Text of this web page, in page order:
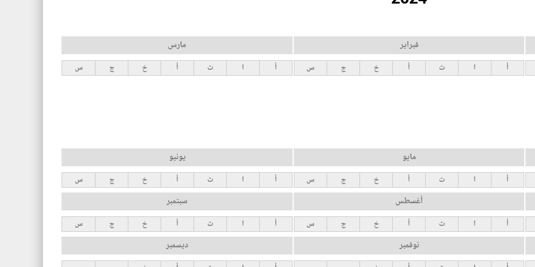
فبراير
أ ا ث أ خ ج س
مارس
أ ا ث أ خ ج س
مايو
أ ا ث أ خ ج س
يونيو
أ ا ث أ خ ج س
أغسطس
أ ا ث أ خ ج س
سبتمبر
أ ا ث أ خ ج س
نوفمبر ديسمبر